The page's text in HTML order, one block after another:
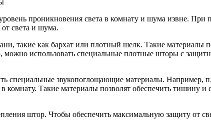
проникновения света в комнату и шума извне. При
света и шума.
такие как бархат или плотный шелк. Такие материалы
можно использовать специальные плотные шторы с
специальные звукопоглощающие материалы. Например,
комнату. Такие материалы позволят обеспечить тишину
штор. Чтобы обеспечить максимальную защиту от